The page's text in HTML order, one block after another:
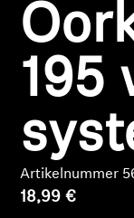
Gehoor per
TV-koptelefoons
Originele
195
Artikelnummer
18,99 €